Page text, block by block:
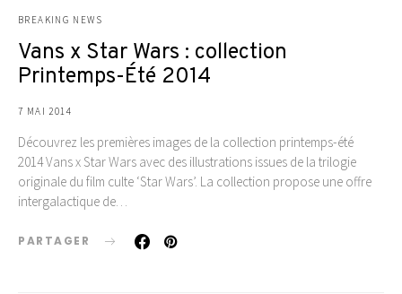
BREAKING NEWS
Vans x Star Wars : collection
Printemps-Été 2014
7 MAI 2014
Découvrez les premières images de la collection printemps-été
2014 Vans x Star Wars avec des illustrations issues de la trilogie
originale du film culte ‘Star Wars’. La collection propose une offre
intergalactique de…
PARTAGER